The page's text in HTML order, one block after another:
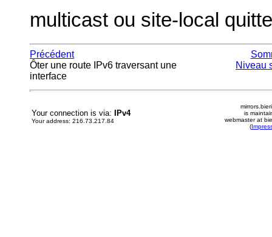
multicast ou site-local
Précédent
Ôter une route IPv6 traversant une
interface
Niveau
Your connection is via: IPv4
Your address: 216.73.217.84
is
webmaster at
(